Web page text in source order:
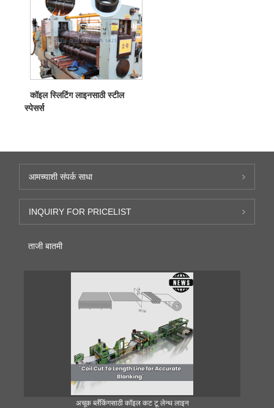
कॉइल स्लिटिंग लाइनसाठी स्टील
स्पेसर्स
आमच्याशी संपर्क साधा
INQUIRY FOR PRICELIST
ताजी बातमी
अचूक ब्लँकिंगसाठी कॉइल कट टू लेन्थ लाइन